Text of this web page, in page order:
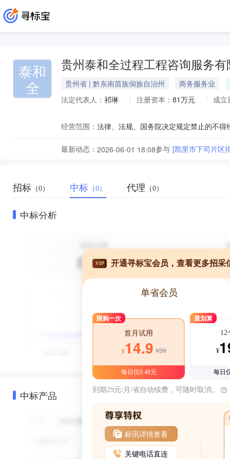
泰和
全
贵州泰和全过程工程咨询服务有
贵州省 | 黔东南苗族侗族自治州 商务服务业
法定代表人： 祁琳 注册资本： 81万元 成立
经营范围：
最新动态： 2026-06-01 18:08参与 [凯里市下司片区
招标 （0） 中标 （0） 代理 （0）
中标分析
中标产品
VIP 开通寻标宝会员，查看更多招采
单省会员
限购一次
首月试用
¥14.9 ¥39
每日仅0.48元
最划算
12
¥
每日
到期29元/月/省自动续费，可随时取消。
标讯详情查看
关键电话直连